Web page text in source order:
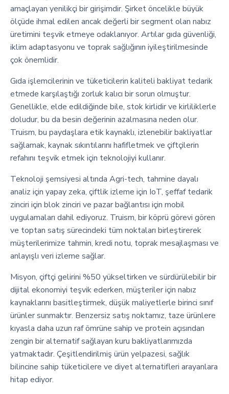
amaçlayan yenilikçi bir girişimdir. Şirket öncelikle büyük
ölçüde ihmal edilen ancak değerli bir segment olan nabız
üretimini teşvik etmeye odaklanıyor. Artılar gıda güvenliği,
iklim adaptasyonu ve toprak sağlığının iyileştirilmesinde
çok önemlidir.
Gıda işlemcilerinin ve tüketicilerin kaliteli bakliyat tedarik
etmede karşılaştığı zorluk kalıcı bir sorun olmuştur.
Genellikle, elde edildiğinde bile, stok kirlidir ve kirliliklerle
doludur, bu da besin değerinin azalmasına neden olur.
Truism, bu paydaşlara etik kaynaklı, izlenebilir bakliyatlar
sağlamak, kaynak sıkıntılarını hafifletmek ve çiftçilerin
refahını teşvik etmek için teknolojiyi kullanır.
Teknoloji şemsiyesi altında Agri-tech, tahmine dayalı
analiz için yapay zeka, çiftlik izleme için IoT, şeffaf tedarik
zinciri için blok zinciri ve pazar bağlantısı için mobil
uygulamaları dahil ediyoruz. Truism, bir köprü görevi gören
ve toptan satış sürecindeki tüm noktaları birleştirerek
müşterilerimize tahmin, kredi notu, toprak mesajlaşması ve
anlayışlı veri izleme sağlar.
Misyon, çiftçi gelirini %50 yükseltirken ve sürdürülebilir bir
dijital ekonomiyi teşvik ederken, müşteriler için nabız
kaynaklarını basitleştirmek, düşük maliyetlerle birinci sınıf
ürünler sunmaktır. Benzersiz satış noktamız, taze ürünlere
kıyasla daha uzun raf ömrüne sahip ve protein açısından
zengin bir alternatif sağlayan kuru bakliyatlarımızda
yatmaktadır. Çeşitlendirilmiş ürün yelpazesi, sağlık
bilincine sahip tüketicilere ve diyet alternatifleri arayanlara
hitap ediyor.